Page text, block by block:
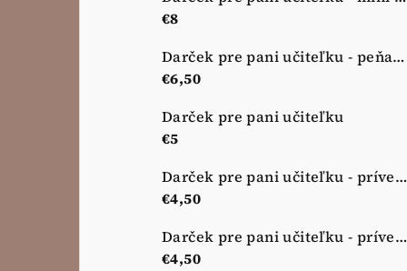
€8
Darček pre pani učiteľku - peňaženka - nová lúka
€6,50
Darček pre pani učiteľku
€5
Darček pre pani učiteľku - prívesok na kľúče - zelená
€4,50
Darček pre pani učiteľku - prívesok na kľúče - ružový
€4,50